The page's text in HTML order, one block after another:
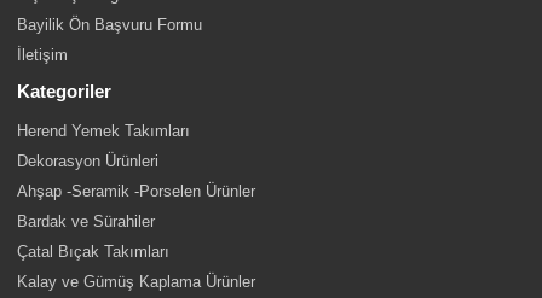
Bayilik Ön Başvuru Formu
İletişim
Kategoriler
Herend Yemek Takımları
Dekorasyon Ürünleri
Ahşap -Seramik -Porselen Ürünler
Bardak ve Sürahiler
Çatal Bıçak Takımları
Kalay ve Gümüş Kaplama Ürünler